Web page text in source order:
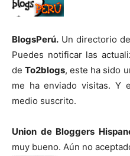
BlogsPerú. Un directorio
Puedes notificar las
deTo2blogs, este ha sido
me ha enviado visitas. Y
medio suscrito.
Union de Bloggers
muy bueno. Aún no